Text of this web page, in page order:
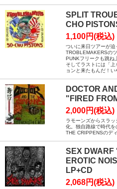
SPLIT
CHO
1,100円(税込)
ついに来日ツアーが
TROBLEMAKERSの
PUNKフリークも跳ね
そしてラストには「
ョンと来たもんだ！
DOCTOR
"FIRED
2,000円(税込)
ラモーンズからスラ
化。独自路線で時代
THE CRIPPENSのデ
SEX DWARF
EROTIC
LP+CD
2,068円(税込)